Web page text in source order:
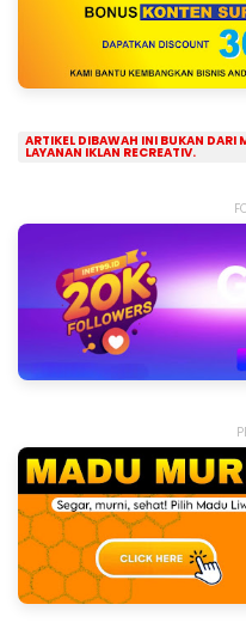
ARTIKEL DIBAWAH INI BUKAN DARI
LAYANAN IKLAN RECREATIV.